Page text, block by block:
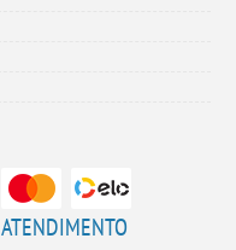
ATENDIMENTO